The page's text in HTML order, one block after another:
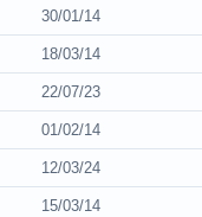
30/01/14
18/03/14
22/07/23
01/02/14
12/03/24
15/03/14